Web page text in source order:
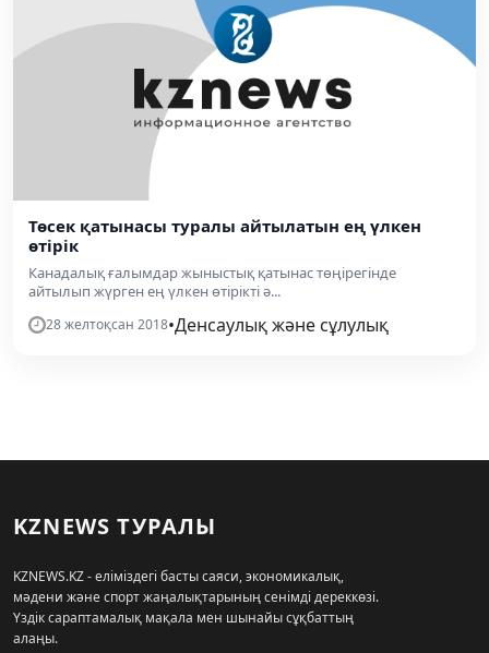
Төсек қатынасы туралы айтылатын ең үлкен
өтірік
Канадалық ғалымдар жыныстық қатынас төңірегінде
айтылып жүрген ең үлкен өтірікті ә...
28 желтоқсан 2018•Денсаулық және сұлулық
KZNEWS ТУРАЛЫ
KZNEWS.KZ - еліміздегі басты саяси, экономикалық,
мәдени және спорт жаңалықтарының сенімді дереккөзі.
Үздік сараптамалық мақала мен шынайы сұқбаттың
алаңы.